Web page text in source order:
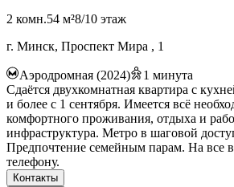
2 комн.54 м²8/10 этаж
г. Минск, Проспект Мира , 1
Аэродромная (2024) 1 минута
Сдаётся двухкомнатная квартира с
и более с 1 сентября. Имеется всё
комфортного проживания, отдыха и
инфраструктура. Метро в шаговой
Предпочтение семейным парам. На все
телефону.
Контакты